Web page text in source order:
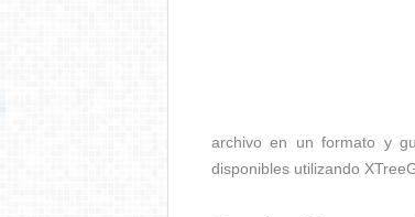
archivo en un formato y
disponibles utilizando